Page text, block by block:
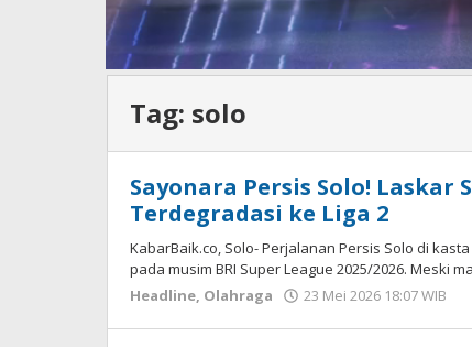
Tag: solo
Sayonara Persis Solo! Laskar
Terdegradasi ke Liga 2
KabarBaik.co, Solo- Perjalanan Persis Solo di
pada musim BRI Super League 2025/2026. Meski
Headline, Olahraga 23 Mei 2026 18:07 WIB